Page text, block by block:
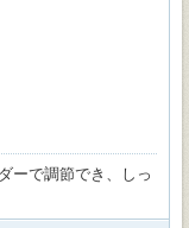
ーで調節でき、しっ